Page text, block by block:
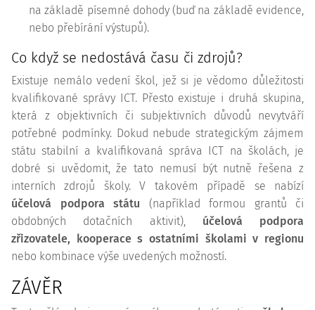
na základě písemné dohody (buď na základě evidence,
nebo přebírání výstupů).
Co když se nedostává času či zdrojů?
Existuje nemálo vedení škol, jež si je vědomo důležitosti
kvalifikované správy ICT. Přesto existuje i druhá skupina,
která z objektivních či subjektivních důvodů nevytváří
potřebné podmínky. Dokud nebude strategickým zájmem
státu stabilní a kvalifikovaná správa ICT na školách, je
dobré si uvědomit, že tato nemusí být nutně řešena z
interních zdrojů školy. V takovém případě se nabízí
účelová podpora státu (například formou grantů či
obdobných dotačních aktivit), účelová podpora
zřizovatele, kooperace s ostatními školami v regionu
nebo kombinace výše uvedených možností.
ZÁVĚR